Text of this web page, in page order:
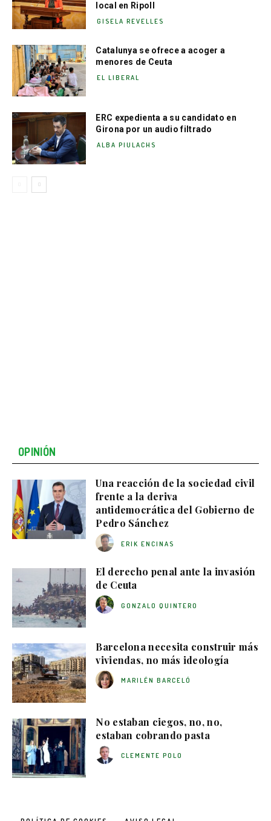
local en Ripoll
GISELA REVELLES
Catalunya se ofrece a acoger a
menores de Ceuta
EL LIBERAL
ERC expedienta a su candidato en
Girona por un audio filtrado
ALBA PIULACHS
OPINIÓN
Una reacción de la sociedad civil
frente a la deriva
antidemocrática del Gobierno de
Pedro Sánchez
ERIK ENCINAS
El derecho penal ante la invasión
de Ceuta
GONZALO QUINTERO
Barcelona necesita construir más
viviendas, no más ideología
MARILÉN BARCELÓ
No estaban ciegos, no, no,
estaban cobrando pasta
CLEMENTE POLO